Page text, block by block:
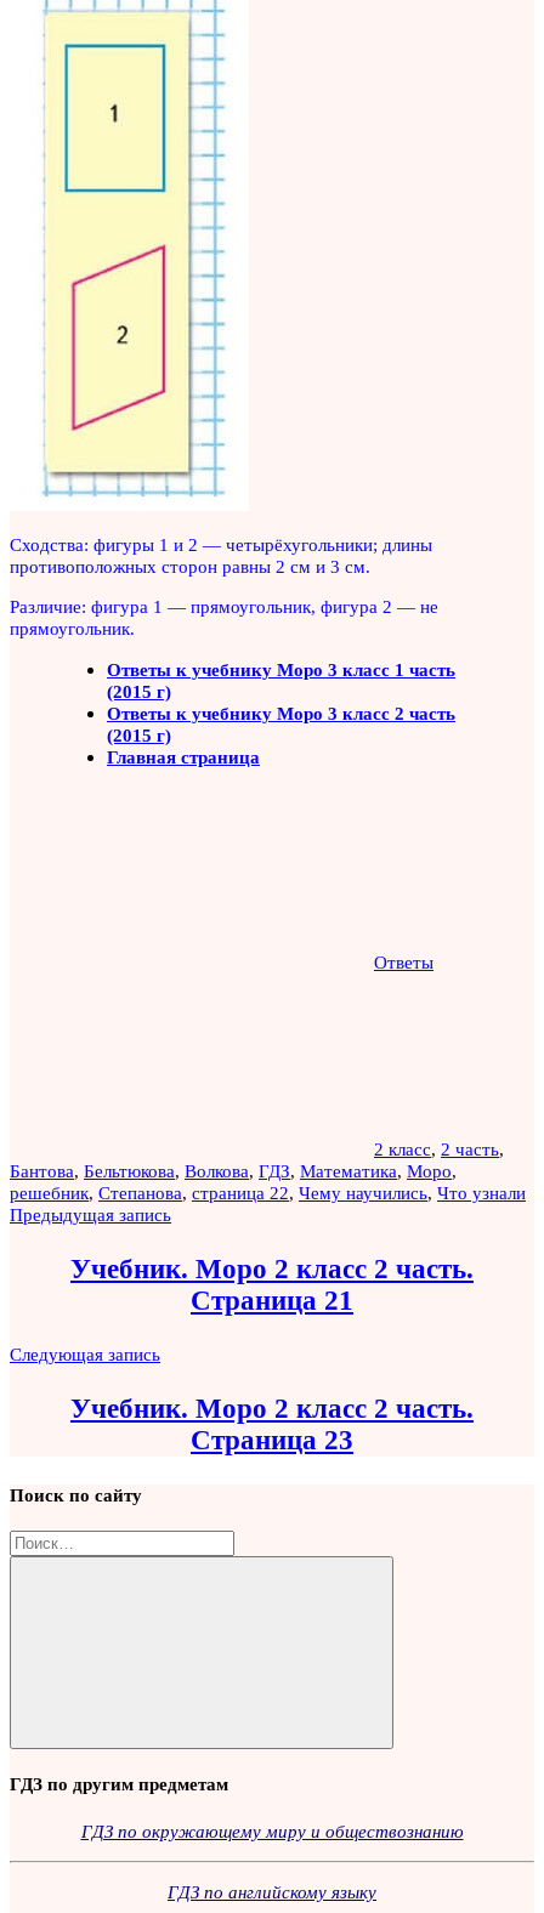
Сходства: фигуры 1 и 2 — четырёхугольники; длины
противоположных сторон равны 2 см и 3 см.
Различие: фигура 1 — прямоугольник, фигура 2 — не
прямоугольник.
Ответы к учебнику Моро 3 класс 1 часть
(2015 г)
Ответы к учебнику Моро 3 класс 2 часть
(2015 г)
Главная страница
Ответы
2 класс, 2 часть,
Бантова, Бельтюкова, Волкова, ГДЗ, Математика, Моро,
решебник, Степанова, страница 22, Чему научились, Что узнали
Навигация
записям
Предыдущая запись
Учебник. Моро 2 класс 2 часть.
Страница 21
Следующая запись
Учебник. Моро 2 класс 2 часть.
Страница 23
Поиск по сайту
Найти:
Поиск
ГДЗ по другим предметам
ГДЗ по окружающему миру и обществознанию
ГДЗ по английскому языку